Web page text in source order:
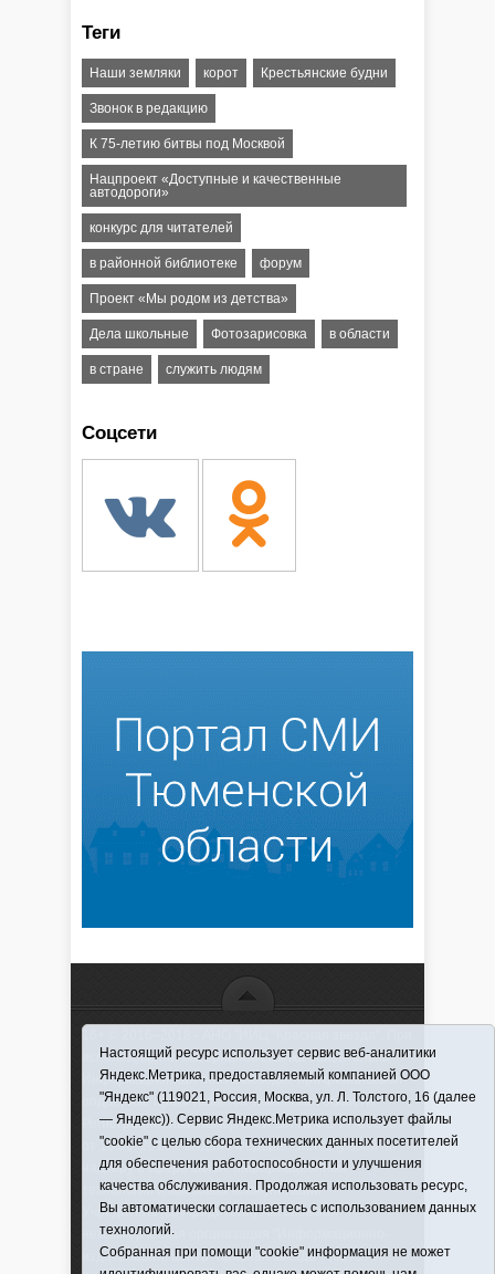
Теги
Наши земляки корот Крестьянские будни
Звонок в редакцию
К 75-летию битвы под Москвой
Нацпроект «Доступные и качественные
автодороги»
конкурс для читателей
в районной библиотеке форум
Проект «Мы родом из детства»
Дела школьные Фотозарисовка в области
в стране служить людям
Соцсети
использовании материалов ссылка обязательна
Информационная лента выходит при финансовой
поддержке правительства Тюменской области
Регистрационный номер СМИ ЭЛ № ФС 77-66066
от 10.06. 2016 г. выдано Федеральной службой по
надзору в сфере связи, информационных
технологий и массовых коммуникаций.
Учредитель (соучредители) Автономная
некоммерческая организация "Информационно-
издательский центр "Красная звезда"" (627570,
Настоящий ресурс использует сервис веб-аналитики
Яндекс.Метрика, предоставляемый компанией ООО
"Яндекс" (119021, Россия, Москва, ул. Л. Толстого, 16 (далее
— Яндекс)). Сервис Яндекс.Метрика использует файлы
"cookie" с целью сбора технических данных посетителей
для обеспечения работоспособности и улучшения
качества обслуживания. Продолжая использовать ресурс,
Вы автоматически соглашаетесь с использованием данных
технологий.
Собранная при помощи "cookie" информация не может